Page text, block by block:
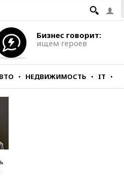
Бизнес говорит:
ищем героев
НЕДВИЖИМОСТЬ IT